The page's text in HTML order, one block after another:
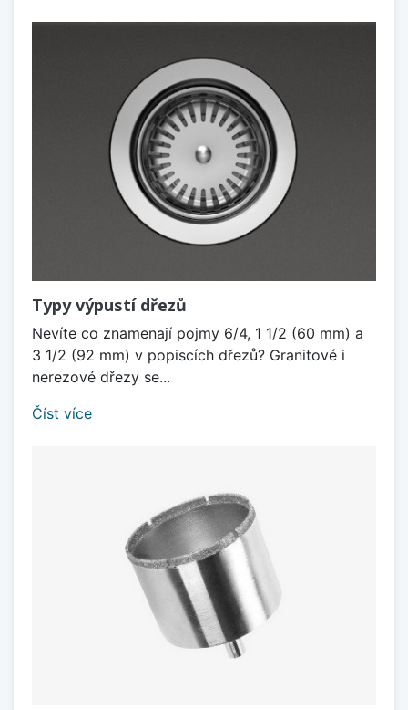
Typy výpustí dřezů
Nevíte co znamenají pojmy 6/4, 1 1/2 (60 mm) a
3 1/2 (92 mm) v popiscích dřezů? Granitové i
nerezové dřezy se...
Číst více